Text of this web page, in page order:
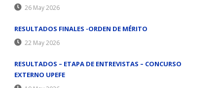
26 May 2026
RESULTADOS FINALES -ORDEN DE MÉRITO
22 May 2026
RESULTADOS – ETAPA DE ENTREVISTAS – CONCURSO
EXTERNO UPEFE